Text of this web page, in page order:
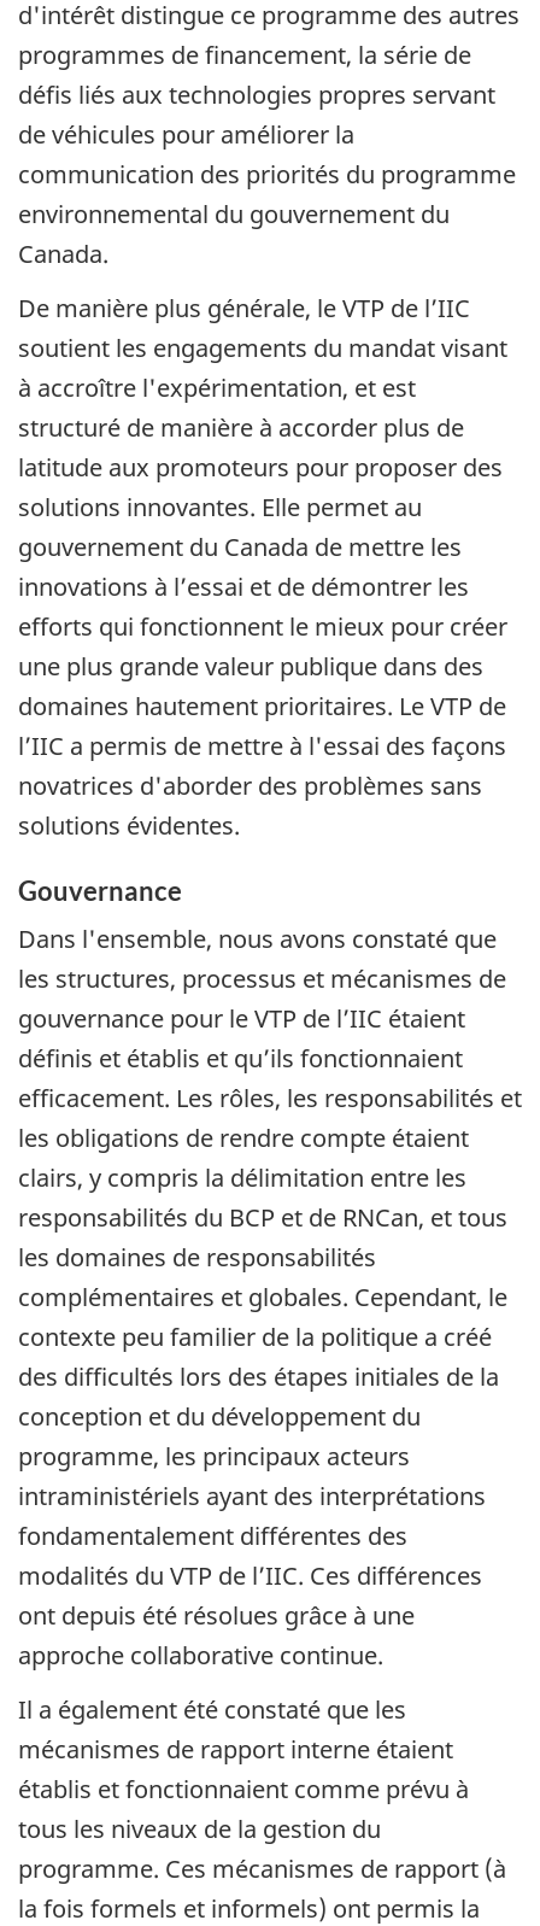
d'intérêt distingue ce programme des autres
programmes de financement, la série de
défis liés aux technologies propres servant
de véhicules pour améliorer la
communication des priorités du programme
environnemental du gouvernement du
Canada.
De manière plus générale, le VTP de l’IIC
soutient les engagements du mandat visant
à accroître l'expérimentation, et est
structuré de manière à accorder plus de
latitude aux promoteurs pour proposer des
solutions innovantes. Elle permet au
gouvernement du Canada de mettre les
innovations à l’essai et de démontrer les
efforts qui fonctionnent le mieux pour créer
une plus grande valeur publique dans des
domaines hautement prioritaires. Le VTP de
l’IIC a permis de mettre à l'essai des façons
novatrices d'aborder des problèmes sans
solutions évidentes.
Gouvernance
Dans l'ensemble, nous avons constaté que
les structures, processus et mécanismes de
gouvernance pour le VTP de l’IIC étaient
définis et établis et qu’ils fonctionnaient
efficacement. Les rôles, les responsabilités et
les obligations de rendre compte étaient
clairs, y compris la délimitation entre les
responsabilités du BCP et de RNCan, et tous
les domaines de responsabilités
complémentaires et globales. Cependant, le
contexte peu familier de la politique a créé
des difficultés lors des étapes initiales de la
conception et du développement du
programme, les principaux acteurs
intraministériels ayant des interprétations
fondamentalement différentes des
modalités du VTP de l’IIC. Ces différences
ont depuis été résolues grâce à une
approche collaborative continue.
Il a également été constaté que les
mécanismes de rapport interne étaient
établis et fonctionnaient comme prévu à
tous les niveaux de la gestion du
programme. Ces mécanismes de rapport (à
la fois formels et informels) ont permis la